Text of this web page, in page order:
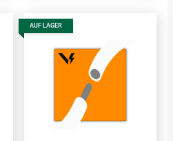
AUF LAGER